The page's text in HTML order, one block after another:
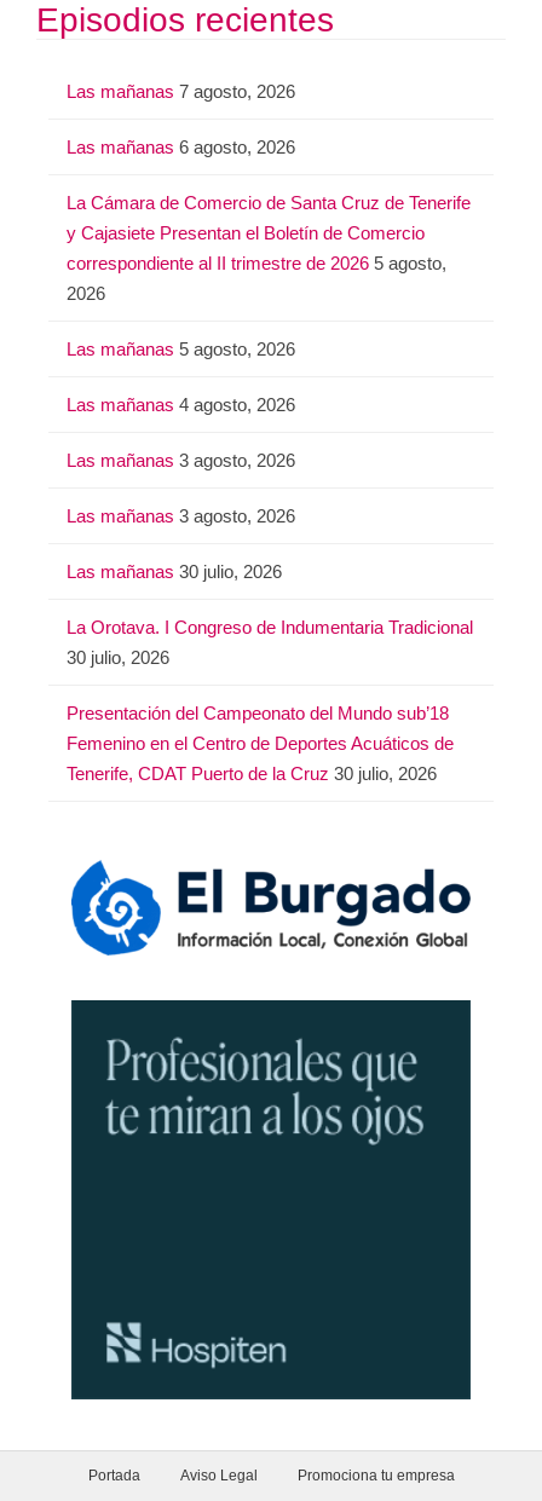
Episodios recientes
Las mañanas 7 agosto, 2026
Las mañanas 6 agosto, 2026
La Cámara de Comercio de Santa Cruz de Tenerife
y Cajasiete Presentan el Boletín de Comercio
correspondiente al II trimestre de 2026 5 agosto,
2026
Las mañanas 5 agosto, 2026
Las mañanas 4 agosto, 2026
Las mañanas 3 agosto, 2026
Las mañanas 3 agosto, 2026
Las mañanas 30 julio, 2026
La Orotava. I Congreso de Indumentaria Tradicional
30 julio, 2026
Presentación del Campeonato del Mundo sub’18
Femenino en el Centro de Deportes Acuáticos de
Tenerife, CDAT Puerto de la Cruz 30 julio, 2026
Portada Aviso Legal Promociona tu empresa